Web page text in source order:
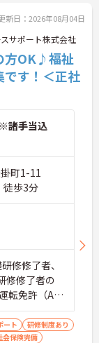
が
新日：2026年08月04日
スサポート株式会社
方OK♪福祉
です！＜正社
諸手当込
町1-11
徒歩3分
修修了者、
修修了者の
転免許（AT
Ｃスキル
経験の方OK
ート
研修制度あり
会保険完備